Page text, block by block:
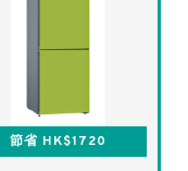
節省 HK$1720